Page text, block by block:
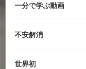
一分で学ぶ動画
不安解消
世界初